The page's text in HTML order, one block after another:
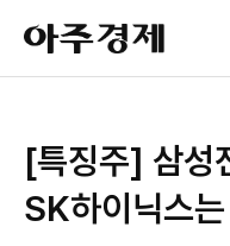
아
주
경
​[특징주] 삼성
SK하이닉스